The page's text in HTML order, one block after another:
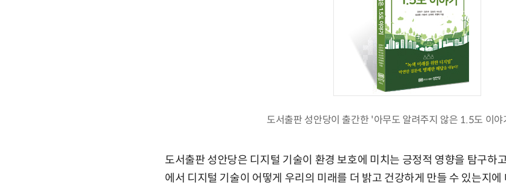
도서출판 성안당이 출간한 '아무도 알려주지 않은 1.5도 이야
도서출판 성안당은 디지털 기술이 환경 보호에 미치는 긍정적 영향을 탐구하
에서 디지털 기술이 어떻게 우리의 미래를 더 밝고 건강하게 만들 수 있는지